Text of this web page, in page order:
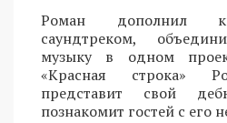
Роман дополнил
саундтреком,
музыку в одном
«Красная строка»
представит свой
познакомит гостей с